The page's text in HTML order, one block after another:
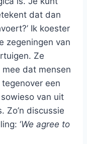
dat dan
Ik koester
zegeningen van
Ze
dat mensen
een
van uit
Zo’n discussie
‘We agree to